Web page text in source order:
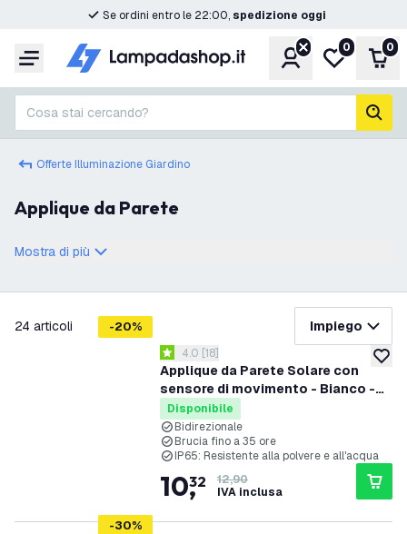
Se ordini entro le 22:00, spedizione oggi
Menu Account
Lista
0 0
Cosa stai cercando?
Offerte Illuminazione Giardino
Applique da Parete
Mostra di più
24 articoli Impiego
-20%
Applique da Parete Solare con
sensore di movimento - Bianco -
3W - 3000K
apri il cassetto delle recensioni
4 stelle di valutazione
4.0 [18]
Disponibile
Bidirezionale
Brucia fino a 35 ore
IP65: Resistente alla polvere e all'acqua
10,
32
12,90
IVA inclusa
-30%
filtra